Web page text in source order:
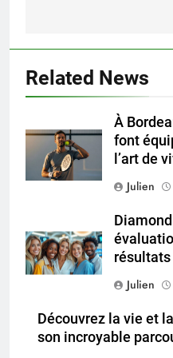
Related News
À
font
l’art de
Julien
Julien
Découvrez la vie et
son incroyable